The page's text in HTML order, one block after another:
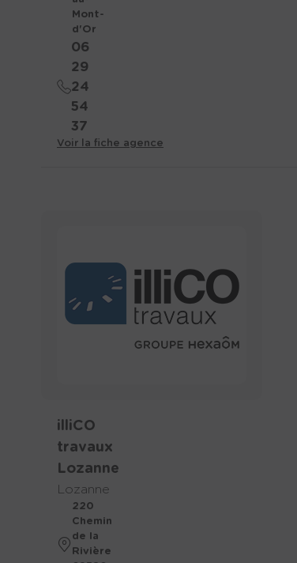
Mont-
d'Or
06
29
24
54
37
Voir la fiche agence
illiCO
travaux
Lozanne
Lozanne
220
Chemin
de la
Rivière